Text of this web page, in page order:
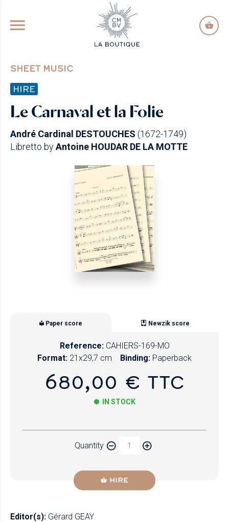
GO TO PRINCIPAL CONTENT
SHEET MUSIC
HIRE
Le Carnaval et la Folie
André Cardinal DESTOUCHES (1672-1749)
Libretto byAntoine HOUDAR DE LA MOTTE
Paper score Newzik score
Reference: CAHIERS-169-MO
Format: 21x29,7 cm Binding: Paperback
680,00 € TTC
IN STOCK
Quantity
HIRE
Editor(s): Gérard GEAY